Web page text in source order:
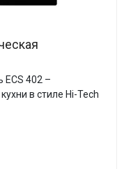
ECS 402 –
в стиле Hi-Tech